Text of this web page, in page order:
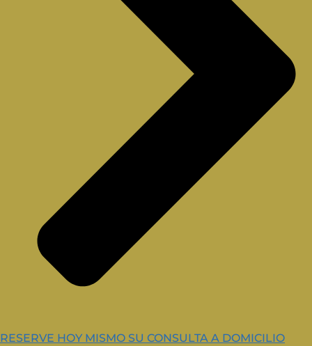
RESERVE HOY MISMO SU CONSULTA A DOMICILIO